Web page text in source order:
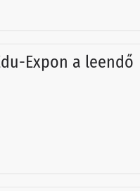
Expon a leendő